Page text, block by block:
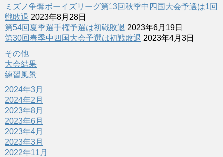
ミズノ争奪ボーイズリーグ第13回秋季中四国大会予選は1回
戦敗退 2023年8月28日
第54回夏季選手権予選は初戦敗退 2023年6月19日
第30回春季中四国大会予選は初戦敗退 2023年4月3日
その他
大会結果
練習風景
2024年3月
2024年2月
2023年8月
2023年6月
2023年4月
2023年3月
2022年11月